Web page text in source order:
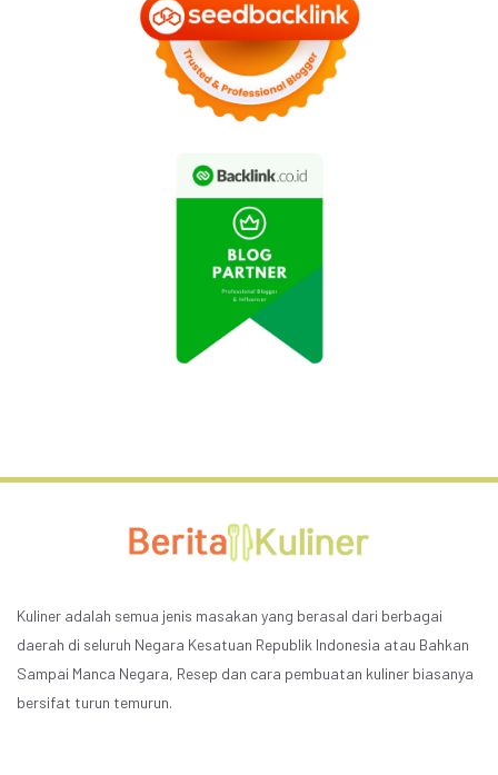
Kuliner adalah semua jenis masakan yang berasal dari berbagai
daerah di seluruh Negara Kesatuan Republik Indonesia atau Bahkan
Sampai Manca Negara, Resep dan cara pembuatan kuliner biasanya
bersifat turun temurun.